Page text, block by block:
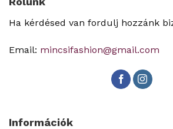
Ha kérdésed van fordulj hozzánk
Email: mincsifashion@gmail.com
Információk